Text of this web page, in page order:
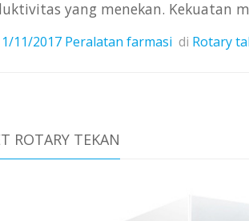
yang menekan. Kekuatan
11/2017 Peralatan farmasi di Rotary
ROTARY TEKAN